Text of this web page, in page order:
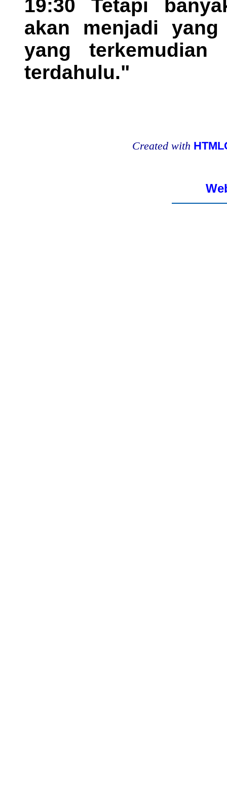
19:30 Tetapi
akan menjadi
yang
terdahulu."
Created with